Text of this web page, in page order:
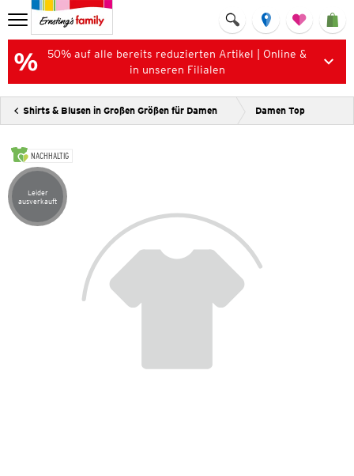
50% auf alle bereits reduzierten Artikel | Online &
in unseren Filialen
Shirts & Blusen in Großen Größen für Damen Damen Top
NACHHALTIG
Artikel leider ausverkauft
Leider
ausverkauft